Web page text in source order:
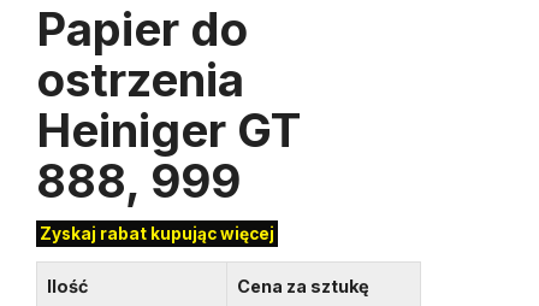
Papier do
ostrzenia
Heiniger GT
888, 999
Zyskaj rabat kupując więcej
Ilość Cena za sztukę